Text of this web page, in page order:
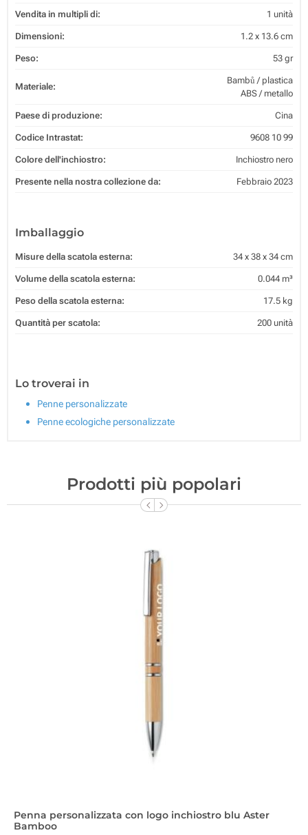
Vendita in multipli di: 1 unità
Dimensioni: 1.2 x 13.6 cm
Peso: 53 gr
Materiale:
Bambů / plastica
ABS / metallo
Paese di produzione: Cina
Codice Intrastat: 9608 10 99
Colore dell'inchiostro: Inchiostro nero
Presente nella nostra collezione da: Febbraio 2023
Imballaggio
Misure della scatola esterna: 34 x 38 x 34 cm
Volume della scatola esterna: 0.044 m³
Peso della scatola esterna: 17.5 kg
Quantità per scatola: 200 unità
Lo troverai in
Penne personalizzate
Penne ecologiche personalizzate
Prodotti più popolari
Penna personalizzata con logo inchiostro blu Aster
Bamboo